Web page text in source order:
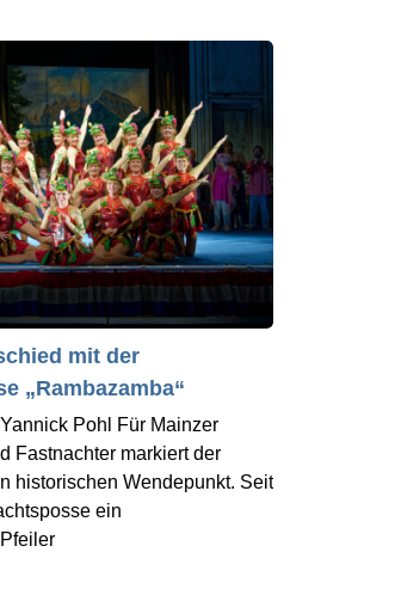
mit der
„Rambazamba“
Pohl Für Mainzer
Fastnachter markiert der
historischen Wendepunkt. Seit
ein